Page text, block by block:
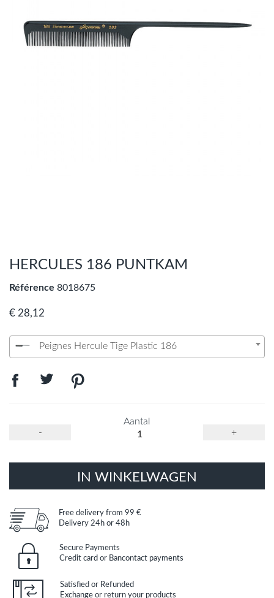
HERCULES 186 PUNTKAM
Référence 8018675
€ 28,12
Peignes Hercule Tige Plastic 186
-
Aantal
+
IN WINKELWAGEN
Free delivery from 99 €
Delivery 24h or 48h
Secure Payments
Credit card or Bancontact payments
Satisfied or Refunded
Exchange or return your products